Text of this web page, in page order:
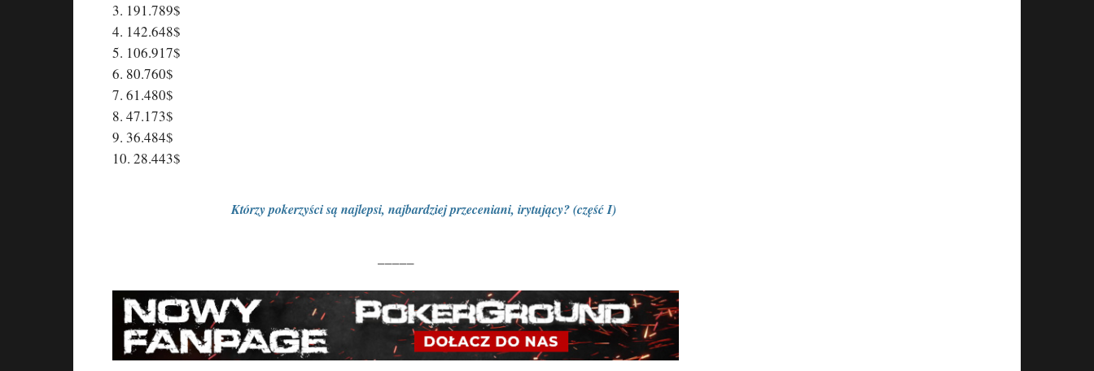
3. 191.789$
4. 142.648$
5. 106.917$
6. 80.760$
7. 61.480$
8. 47.173$
9. 36.484$
10. 28.443$
Którzy pokerzyści są najlepsi, najbardziej przeceniani, irytujący? (część I)